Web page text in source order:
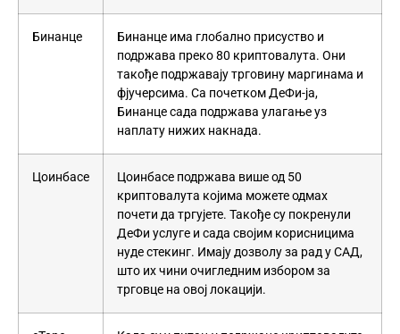
Бинанце
Бинанце има глобално присуство и
подржава преко 80 криптовалута. Они
такође подржавају трговину маргинама и
фјучерсима. Са почетком ДеФи-ја,
Бинанце сада подржава улагање уз
наплату нижих накнада.
Цоинбасе
Цоинбасе подржава више од 50
криптовалута којима можете одмах
почети да тргујете. Такође су покренули
ДеФи услуге и сада својим корисницима
нуде стекинг. Имају дозволу за рад у САД,
што их чини очигледним избором за
трговце на овој локацији.